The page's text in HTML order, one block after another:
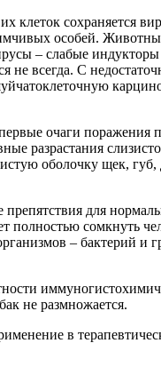
клеток сохраняется
особей.
– слабые
не всегда. С
очаги поражения
разрастания
оболочку щек, губ,
для
полностью сомкнуть
– бактерий и
не размножается.
в